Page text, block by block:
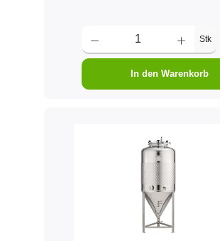
Stk
In den Warenkorb